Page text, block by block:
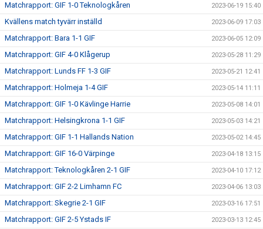
Matchrapport: GIF 1-0 Teknologkåren 2023-06-19 15:40
Kvällens match tyvärr inställd 2023-06-09 17:03
Matchrapport: Bara 1-1 GIF 2023-06-05 12:09
Matchrapport: GIF 4-0 Klågerup 2023-05-28 11:29
Matchrapport: Lunds FF 1-3 GIF 2023-05-21 12:41
Matchrapport: Holmeja 1-4 GIF 2023-05-14 11:11
Matchrapport: GIF 1-0 Kävlinge Harrie 2023-05-08 14:01
Matchrapport: Helsingkrona 1-1 GIF 2023-05-03 14:21
Matchrapport: GIF 1-1 Hallands Nation 2023-05-02 14:45
Matchrapport: GIF 16-0 Värpinge 2023-04-18 13:15
Matchrapport: Teknologkåren 2-1 GIF 2023-04-10 17:12
Matchrapport: GIF 2-2 Limhamn FC 2023-04-06 13:03
Matchrapport: Skegrie 2-1 GIF 2023-03-16 17:51
Matchrapport: GIF 2-5 Ystads IF 2023-03-13 12:45